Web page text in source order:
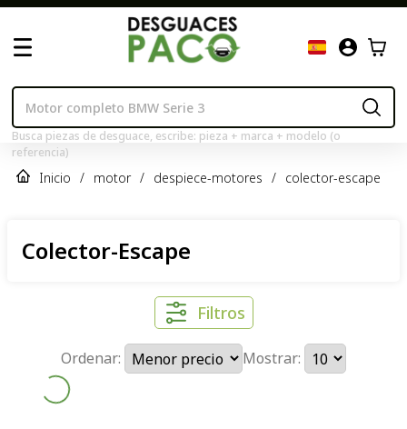
Busca piezas de desguace, escribe: pieza + marca + modelo (o
referencia)
Inicio / motor / despiece-motores / colector-escape
Colector-Escape
Filtros
Ordenar: Mostrar: